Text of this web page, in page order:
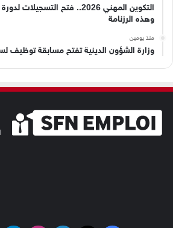
التكوين المهني 2026.. فتح
وهذه الرزنامة
منذ يومين
وزارة الشؤون الدينية تفتح مسابقة توظيف لسنة 2026 في